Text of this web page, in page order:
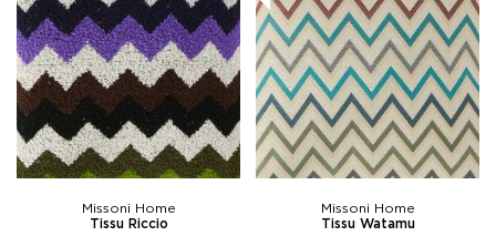
Missoni Home
Tissu Riccio
Missoni Home
Tissu Watamu